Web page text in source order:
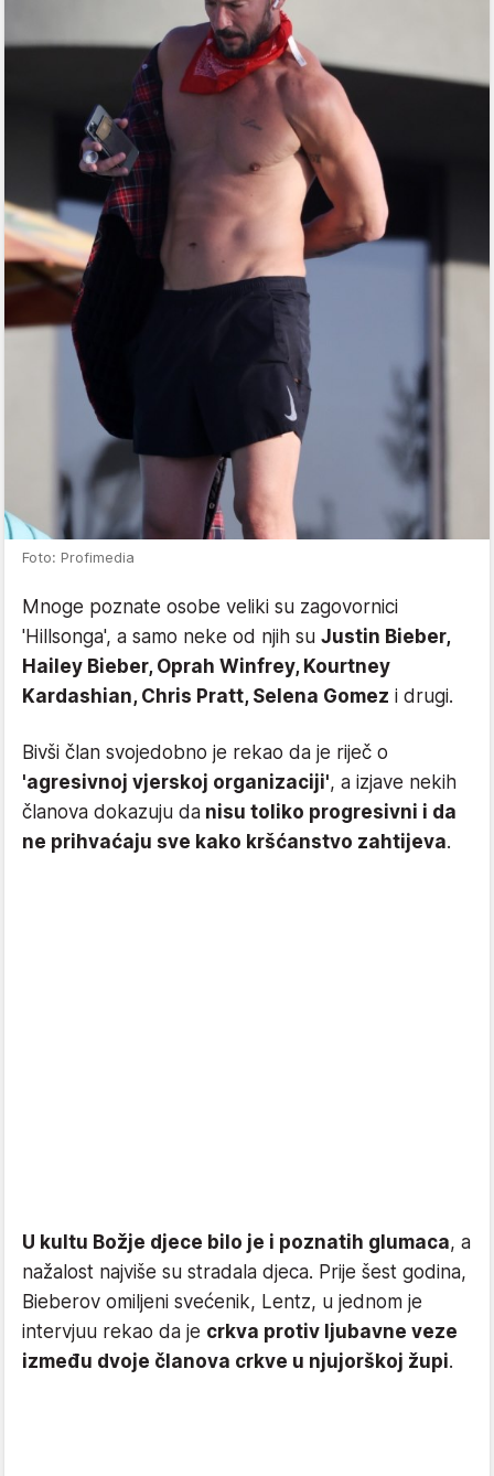
Foto: Profimedia
Mnoge poznate osobe veliki su zagovornici
'Hillsonga', a samo neke od njih su Justin Bieber,
Hailey Bieber, Oprah Winfrey, Kourtney
Kardashian, Chris Pratt, Selena Gomez i drugi.
Bivši član svojedobno je rekao da je riječ o
'agresivnoj vjerskoj organizaciji', a izjave nekih
članova dokazuju da nisu toliko progresivni i da
ne prihvaćaju sve kako kršćanstvo zahtijeva.
U kultu Božje djece bilo je i poznatih glumaca, a
nažalost najviše su stradala djeca. Prije šest godina,
Bieberov omiljeni svećenik, Lentz, u jednom je
intervjuu rekao da je crkva protiv ljubavne veze
između dvoje članova crkve u njujorškoj župi.